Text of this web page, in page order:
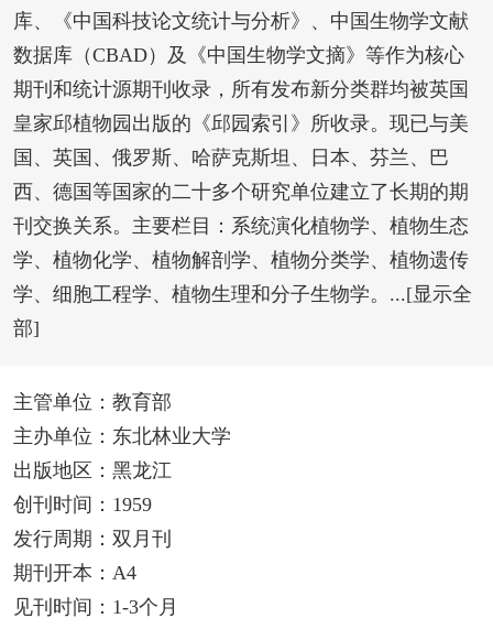
库、《中国科技论文统计与分析》、中国生物学文献
数据库（CBAD）及《中国生物学文摘》等作为核心
期刊和统计源期刊收录，所有发布新分类群均被英国
皇家邱植物园出版的《邱园索引》所收录。现已与美
国、英国、俄罗斯、哈萨克斯坦、日本、芬兰、巴
西、德国等国家的二十多个研究单位建立了长期的期
刊交换关系。主要栏目：系统演化植物学、植物生态
学、植物化学、植物解剖学、植物分类学、植物遗传
学、细胞工程学、植物生理和分子生物学。...[显示全
部]
主管单位：教育部
主办单位：东北林业大学
出版地区：黑龙江
创刊时间：1959
发行周期：双月刊
期刊开本：A4
见刊时间：1-3个月